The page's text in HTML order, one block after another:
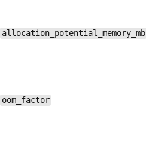
allocation_potential_memory_mb
oom_factor